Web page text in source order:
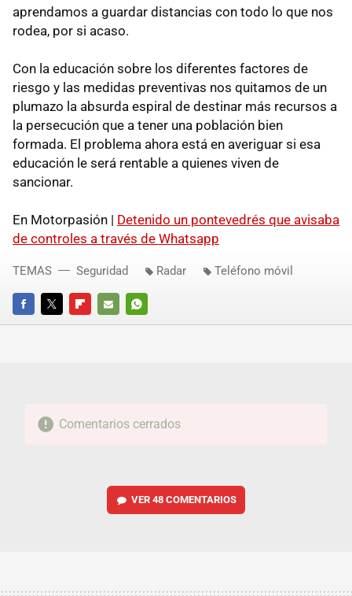
aprendamos a guardar distancias con todo lo que nos
rodea, por si acaso.
Con la educación sobre los diferentes factores de
riesgo y las medidas preventivas nos quitamos de un
plumazo la absurda espiral de destinar más recursos a
la persecución que a tener una población bien
formada. El problema ahora está en averiguar si esa
educación le será rentable a quienes viven de
sancionar.
En Motorpasión | Detenido un pontevedrés que avisaba
de controles a través de Whatsapp
FACEBOOKTWITTERFLIPBOARD
E-
WHATSAPP
TEMAS Seguridad Radar Teléfono móvil
Comentarios cerrados
VER 48 COMENTARIOS